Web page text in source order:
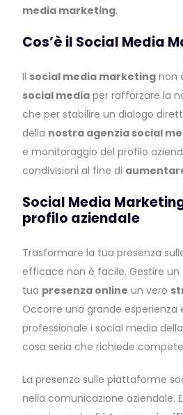
media marketing.
Cos’è il Social Media
Il social media marketing non
social media per rafforzare la
che per stabilire un dialogo
della nostra agenzia social
e monitoraggio del profilo
condivisioni al fine di
Social Media
profilo aziendale
Trasformare la tua presenza
efficace non è facile. Gestire
tua presenza online un vero
Occorre una grande
professionale i social media
cosa seria che richiede
La presenza sulle piattaforme
nella comunicazione aziendale.